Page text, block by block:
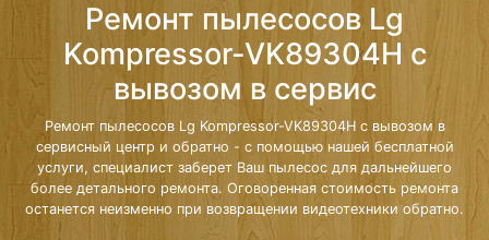
Ремонт пылесосов Lg
Kompressor-VK89304H с
вывозом в сервис
Ремонт пылесосов Lg Kompressor-VK89304H с вывозом в
сервисный центр и обратно - с помощью нашей бесплатной
услуги, специалист заберет Ваш пылесос для дальнейшего
более детального ремонта. Оговоренная стоимость ремонта
останется неизменно при возвращении видеотехники обратно.